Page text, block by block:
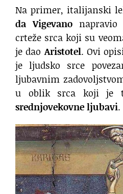
Na primer, italijanski
da Vigevano
crteže srca koji su
je daoAristotel. Ovi
je ljudsko srce
ljubavnim
u oblik srca koji je
srednjovekovne ljubavi.